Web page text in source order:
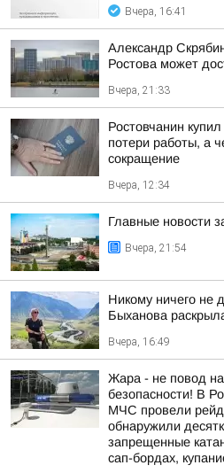
Вчера, 16:41
Александр
Ростова может
Вчера, 21:33
Ростовчанин
потери работы, а
сокращение
Вчера, 12:34
Главные новости
Вчера, 21:54
Никому ничего не
Быханова
Вчера, 16:49
Жара - не повод
безопасности! В
МЧС провели рейд
обнаружили
запрещенные
сап-бордах,